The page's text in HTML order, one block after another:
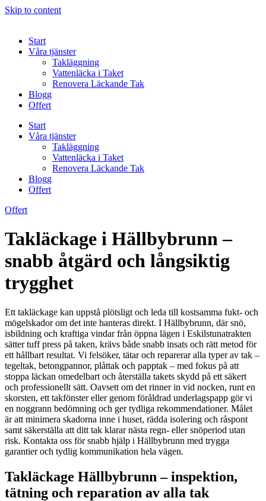
Skip to content
Start
Våra tjänster
Takläggning
Vattenläcka i Taket
Renovera Läckande Tak
Blogg
Offert
Start
Våra tjänster
Takläggning
Vattenläcka i Taket
Renovera Läckande Tak
Blogg
Offert
Offert
Takläckage i Hällbybrunn –
snabb åtgärd och långsiktig
trygghet
Ett takläckage kan uppstå plötsligt och leda till kostsamma fukt- och
mögelskador om det inte hanteras direkt. I Hällbybrunn, där snö,
isbildning och kraftiga vindar från öppna lägen i Eskilstunatrakten
sätter tuff press på taken, krävs både snabb insats och rätt metod för
ett hållbart resultat. Vi felsöker, tätar och reparerar alla typer av tak –
tegeltak, betongpannor, plåttak och papptak – med fokus på att
stoppa läckan omedelbart och återställa takets skydd på ett säkert
och professionellt sätt. Oavsett om det rinner in vid nocken, runt en
skorsten, ett takfönster eller genom föråldrad underlagspapp gör vi
en noggrann bedömning och ger tydliga rekommendationer. Målet
är att minimera skadorna inne i huset, rädda isolering och råspont
samt säkerställa att ditt tak klarar nästa regn- eller snöperiod utan
risk. Kontakta oss för snabb hjälp i Hällbybrunn med trygga
garantier och tydlig kommunikation hela vägen.
Takläckage Hällbybrunn – inspektion,
tätning och reparation av alla tak